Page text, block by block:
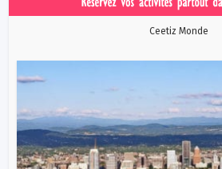
Ceetiz Monde